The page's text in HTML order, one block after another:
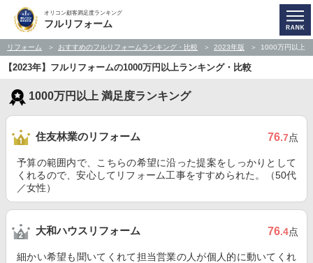
オリコン顧客満足度ランキング
フルリフォーム
リフォーム おすすめのフルリフォームランキング・比較 2023年版 1000万円以上
【2023年】フルリフォームの1000万円以上ランキング・比較
1000万円以上 満足度ランキング
住友林業のリフォーム 76.7点
予算の範囲内で、こちらの希望に沿った提案をしっかりとして
くれるので、安心してリフォーム工事をすすめられた。（50代
／女性）
大和ハウスリフォーム 76.4点
細かい希望も聞いてくれて担当営業の人が個人的に動いてくれ